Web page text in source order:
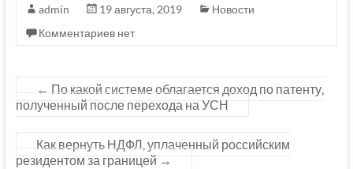
admin 19 августа, 2019
Новости
Комментариев нет
← По какой системе облагается доход по патенту,
полученный после перехода на УСН
Как вернуть НДФЛ, уплаченный российским
резидентом за границей →